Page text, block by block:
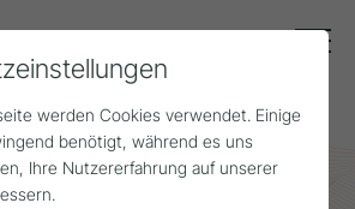
Familienunternehmen
werden Cookies verwendet. Einige
benötigt, während es uns
Ihre Nutzererfahrung auf unserer